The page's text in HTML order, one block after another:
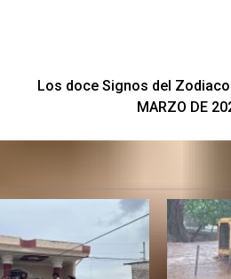
Los doce Signos del
MARZO DE